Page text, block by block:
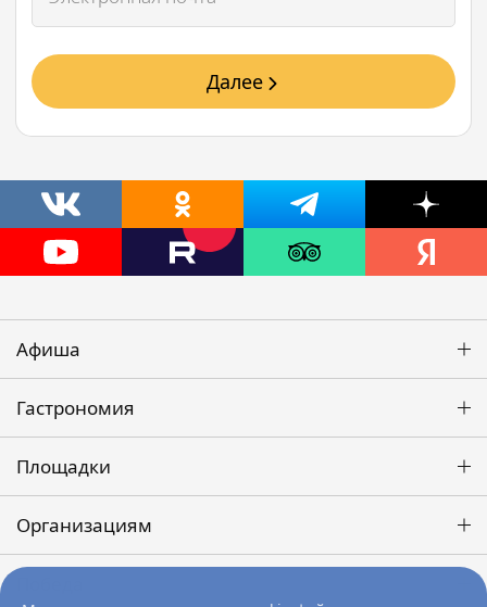
Далее
Афиша
Гастрономия
Площадки
Организациям